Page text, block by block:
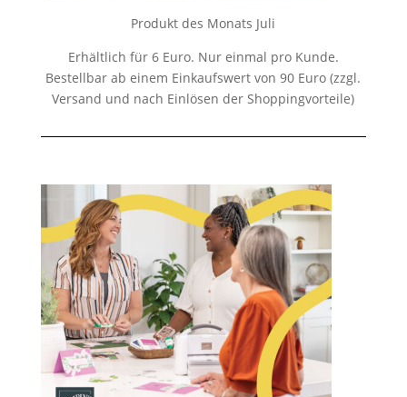
Produkt des Monats Juli
Erhältlich für 6 Euro. Nur einmal pro Kunde.
Bestellbar ab einem Einkaufswert von 90 Euro (zzgl.
Versand und nach Einlösen der Shoppingvorteile)